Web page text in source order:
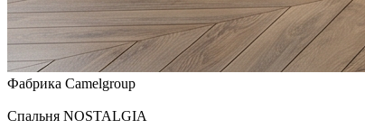
Фабрика Camelgroup
Спальня NOSTALGIA